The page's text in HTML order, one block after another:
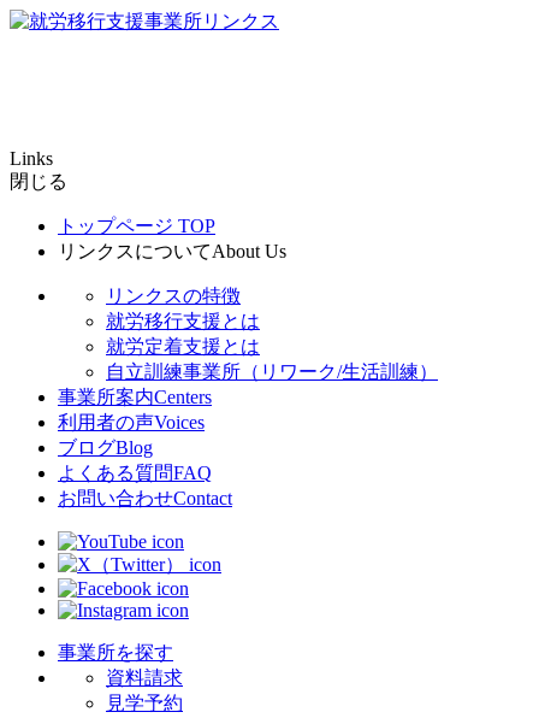
Links
閉じる
トップページ TOP
リンクスについてAbout Us
リンクスの特徴
就労移行支援とは
就労定着支援とは
自立訓練事業所（リワーク/生活訓練）
事業所案内Centers
利用者の声Voices
ブログBlog
よくある質問FAQ
お問い合わせContact
事業所を探す
資料請求
見学予約